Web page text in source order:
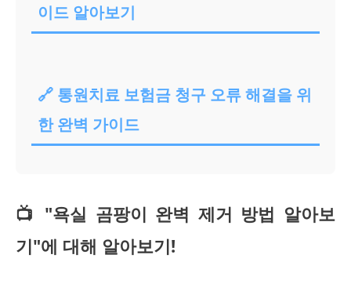
이드 알아보기
🔗 통원치료 보험금 청구 오류 해결을 위
한 완벽 가이드
📺 "욕실 곰팡이 완벽 제거 방법 알아보
기"에 대해 알아보기!